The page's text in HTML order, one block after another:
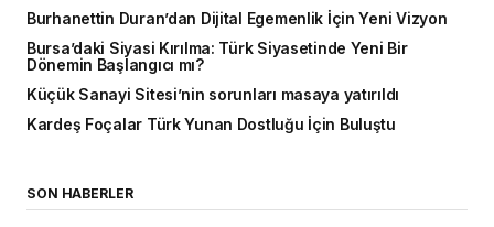
Burhanettin Duran’dan Dijital Egemenlik İçin Yeni Vizyon
Bursa’daki Siyasi Kırılma: Türk Siyasetinde Yeni Bir
Dönemin Başlangıcı mı?
Küçük Sanayi Sitesi’nin sorunları masaya yatırıldı
Kardeş Foçalar Türk Yunan Dostluğu İçin Buluştu
SON HABERLER